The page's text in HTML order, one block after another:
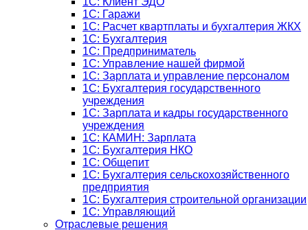
1С: Гаражи
1C: Расчет квартплаты и бухгалтерия ЖКХ
1C: Бухгалтерия
1C: Предприниматель
1C: Управление нашей фирмой
1C: Зарплата и управление персоналом
1C: Бухгалтерия государственного
учреждения
1C: Зарплата и кадры государственного
учреждения
1C: КАМИН: Зарплата
1C: Бухгалтерия НКО
1С: Общепит
1С: Бухгалтерия сельскохозяйст­венного
предприятия
1С: Бухгалтерия строительной организации
1С: Управляющий
Отраслевые решения